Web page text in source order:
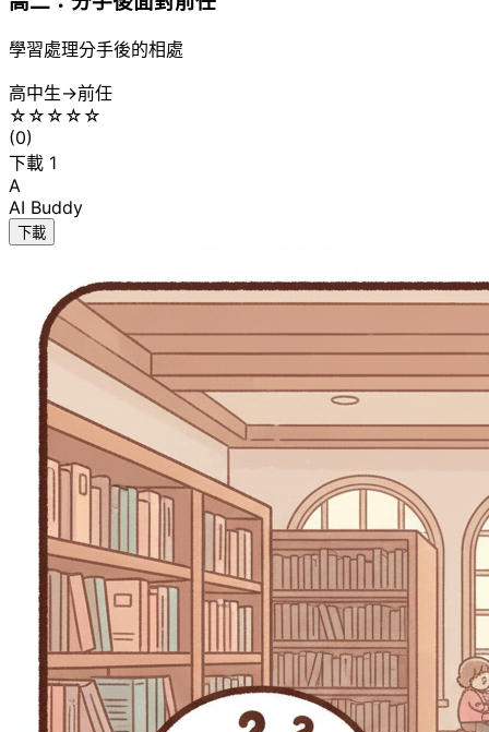
學習處理分手後的相處
高中生→前任
☆ ☆ ☆ ☆ ☆
(0)
下載 1
A
AI Buddy
下載